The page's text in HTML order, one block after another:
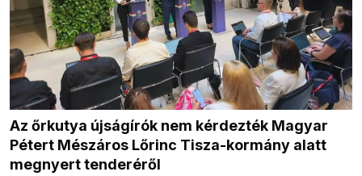
Az őrkutya újságírók nem kérdezték Magyar
Pétert Mészáros Lőrinc Tisza-kormány alatt
megnyert tenderéről